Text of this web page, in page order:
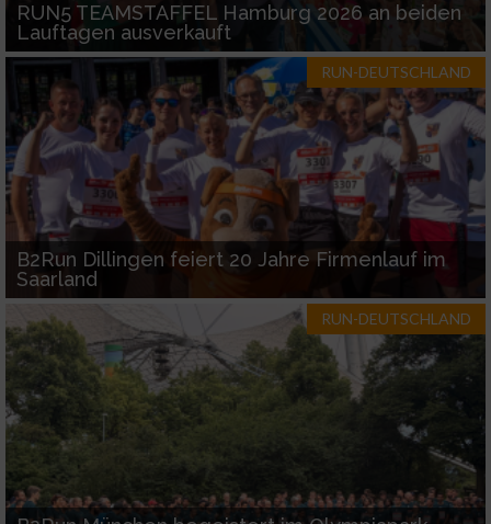
RUN5 TEAMSTAFFEL Hamburg 2026 an beiden
Lauftagen ausverkauft
RUN-DEUTSCHLAND
B2Run Dillingen feiert 20 Jahre Firmenlauf im
Saarland
RUN-DEUTSCHLAND